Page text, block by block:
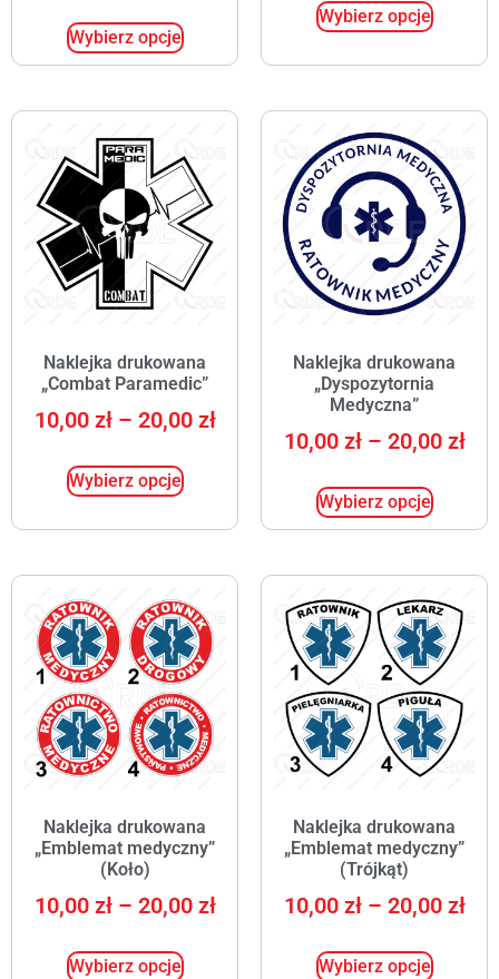
Wybierz opcje
Wybierz opcje
Naklejka drukowana
„Combat Paramedic”
10,00 zł – 20,00 zł
Wybierz opcje
Naklejka drukowana
„Dyspozytornia
Medyczna”
10,00 zł – 20,00 zł
Wybierz opcje
Naklejka drukowana
„Emblemat medyczny”
(Koło)
10,00 zł – 20,00 zł
Wybierz opcje
Naklejka drukowana
„Emblemat medyczny”
(Trójkąt)
10,00 zł – 20,00 zł
Wybierz opcje